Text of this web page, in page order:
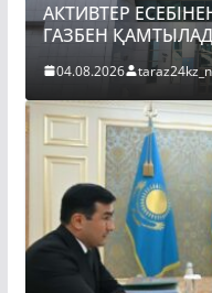
АКТИВТЕР
ГАЗБЕН ҚАМТЫЛАДЫ
04.08.2026